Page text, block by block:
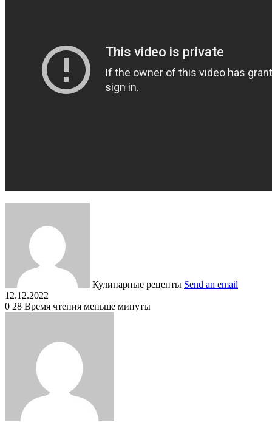
Кулинарные рецепты Send an email
12.12.2022
0 28 Время чтения меньше минуты